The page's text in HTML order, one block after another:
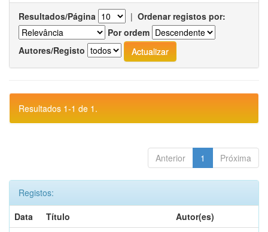
Resultados/Página | Ordenar registos por:
Por ordem
Autores/Registo
Resultados 1-1 de 1.
Anterior 1 Próxima
Registos:
Data
Título
Autor(es)